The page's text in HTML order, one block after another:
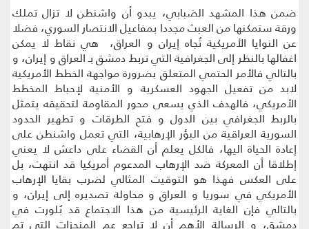
ضمن هذا المشهد الضبابي، يبدو أن واشنطن لا تزال تملك
ورقة ستمكنها من العبث مجددا بمفاعيل الانتصار السوري، فضلا
عن النوايا الأمريكية تُجاه إيران و العراق، هي نقاط لا يمكن
اغفالها بالنظر إلى الجغرافية التي تربط دمشق بـ العراق و إيران، و
بالتالي فالأمر الحتمي المتعلق بضرورة مواجهة الخطط الأمريكية
لابد من تفعيل الجهود العسكرية و الأمنية لإحباط المخطط
الأمريكي، فالهدف الذي يسعى محور المقاومة لتحقيقه يتمثل
بالربط الجغرافي بين الدول و فتح الطرقات و تطهير الحدود
السورية العراقية من البؤر الإرهابية، التي تعمل واشنطن على
إعادة الحياة اليها، فالكل يعلم أن القضاء على داعش لا يعني
إطلاقا أن المعركة ضد الإرهاب المدعوم أمريكيا قد انتهت، بل
على العكس فهذا هو التوقيت المثالي لضرب بقايا الإرهاب
الأمريكي في سوريا و العراق و محاولة تصديره إلى إيران، و
بالتالي فإن الغاية الرئيسية من هذا الاجتماع قد بُلورت في
دمشق، و الرسالة الأهم أن لا تراجع عم المنجزات التي تم